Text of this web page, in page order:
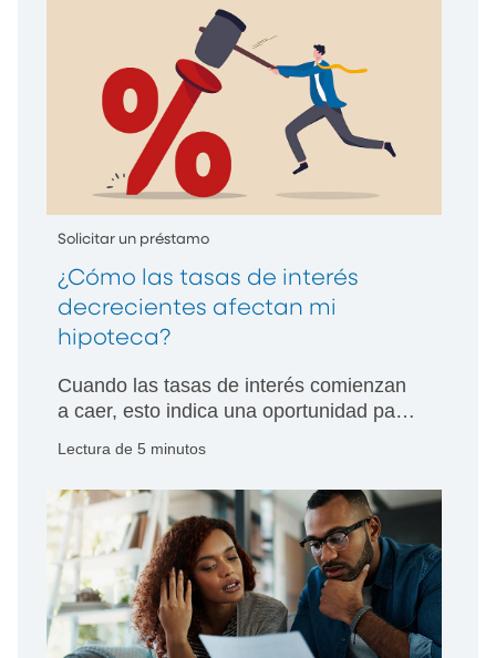
Solicitar un préstamo
¿Cómo las tasas de interés
decrecientes afectan mi
hipoteca?
Cuando las tasas de interés comienzan
a caer, esto indica una oportunidad para
¿qué medida inteligente se puede
tomar?
Lectura de 5 minutos